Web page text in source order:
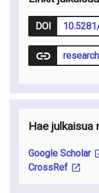
DOI
Hae julkaisua
Google Scholar
CrossRef